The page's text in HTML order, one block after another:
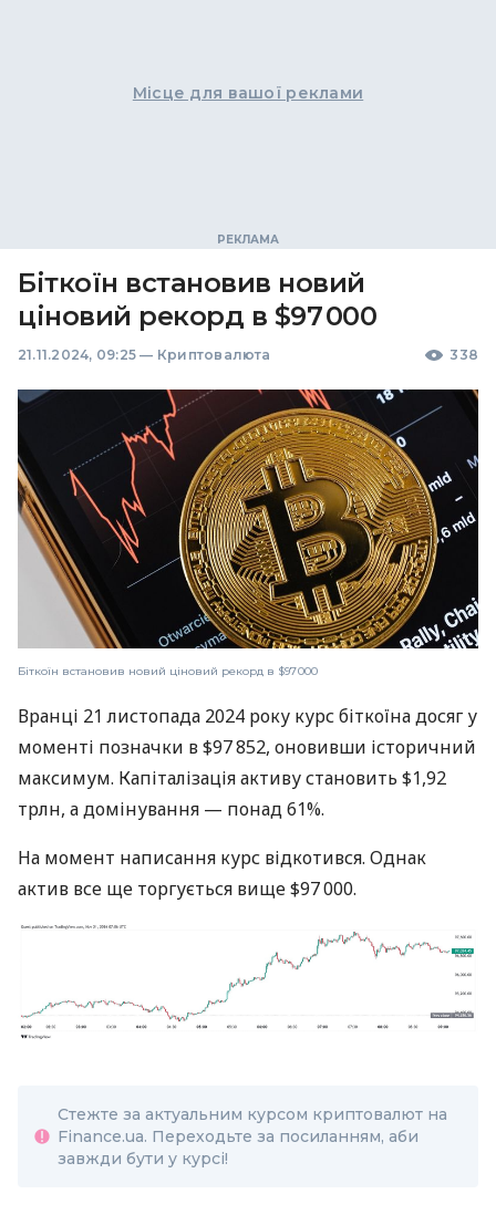
Місце для вашої реклами
Біткоїн встановив новий
ціновий рекорд в $97 000
21.11.2024, 09:25 — Криптовалюта 338
Біткоїн встановив новий ціновий рекорд в $97 000
Вранці 21 листопада 2024 року курс біткоїна досяг у
моменті позначки в $97 852, оновивши історичний
максимум. Капіталізація активу становить $1,92
трлн, а домінування — понад 61%.
На момент написання курс відкотився. Однак
актив все ще торгується вище $97 000.
Стежте за актуальним курсом криптовалют на
Finance.ua. Переходьте за посиланням, аби
завжди бути у курсі!